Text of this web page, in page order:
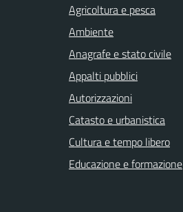
Agricoltura e pesca
Ambiente
Anagrafe e stato civile
Appalti pubblici
Autorizzazioni
Catasto e urbanistica
Cultura e tempo libero
Educazione e formazione